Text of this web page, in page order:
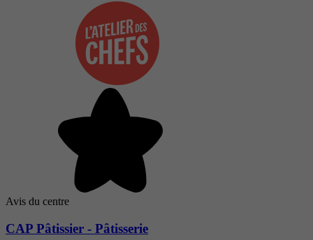
Avis du centre
CAP Pâtissier - Pâtisserie